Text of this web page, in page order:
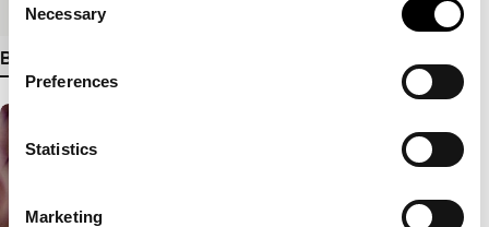
Selection
Necessary
Preferences
Statistics
Marketing
Bekijk meer details